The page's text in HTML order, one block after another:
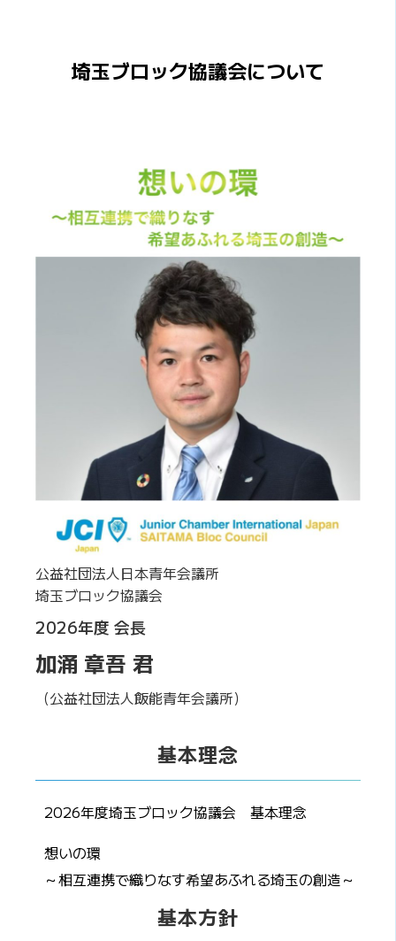
埼玉ブロック協議会について
公益社団法人日本青年会議所
埼玉ブロック協議会
2026年度 会長
加涌 章吾 君
（公益社団法人飯能青年会議所）
基本理念
2026年度埼玉ブロック協議会 基本理念
想いの環
～相互連携で織りなす希望あふれる埼玉の創造～
基本方針